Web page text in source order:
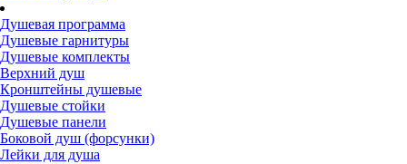
Душевая программа
Душевые гарнитуры
Душевые комплекты
Верхний душ
Кронштейны душевые
Душевые стойки
Душевые панели
Боковой душ (форсунки)
Лейки для душа